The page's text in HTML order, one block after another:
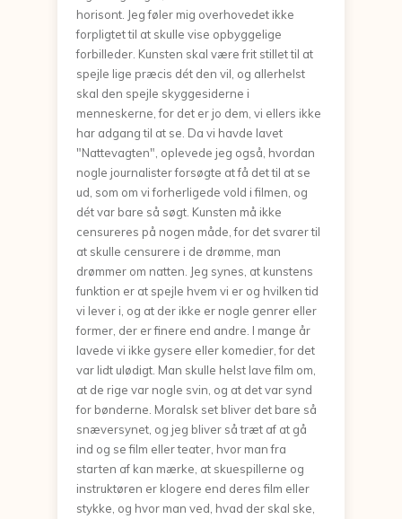
horisont. Jeg føler mig overhovedet ikke
forpligtet til at skulle vise opbyggelige
forbilleder. Kunsten skal være frit stillet til at
spejle lige præcis dét den vil, og allerhelst
skal den spejle skyggesiderne i
menneskerne, for det er jo dem, vi ellers ikke
har adgang til at se. Da vi havde lavet
"Nattevagten", oplevede jeg også, hvordan
nogle journalister forsøgte at få det til at se
ud, som om vi forherligede vold i filmen, og
dét var bare så søgt. Kunsten må ikke
censureres på nogen måde, for det svarer til
at skulle censurere i de drømme, man
drømmer om natten. Jeg synes, at kunstens
funktion er at spejle hvem vi er og hvilken tid
vi lever i, og at der ikke er nogle genrer eller
former, der er finere end andre. I mange år
lavede vi ikke gysere eller komedier, for det
var lidt ulødigt. Man skulle helst lave film om,
at de rige var nogle svin, og at det var synd
for bønderne. Moralsk set bliver det bare så
snæversynet, og jeg bliver så træt af at gå
ind og se film eller teater, hvor man fra
starten af kan mærke, at skuespillerne og
instruktøren er klogere end deres film eller
stykke, og hvor man ved, hvad der skal ske,